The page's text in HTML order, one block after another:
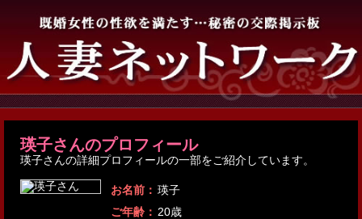
瑛子さんのプロフィール
瑛子さんの詳細プロフィールの一部をご紹介しています。
お名前： 瑛子
ご年齢： 20歳